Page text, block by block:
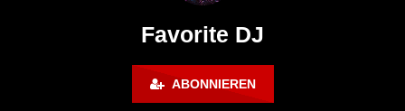
Favorite DJ
ABONNIEREN